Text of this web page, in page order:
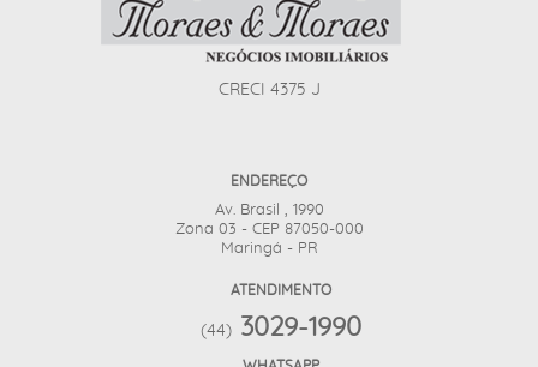
CRECI 4375 J
ENDEREÇO
Av. Brasil , 1990
Zona 03 - CEP 87050-000
Maringá - PR
ATENDIMENTO
(44) 3029-1990